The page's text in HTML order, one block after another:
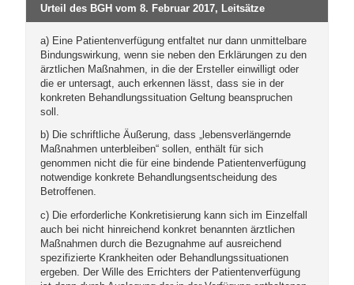
Urteil des BGH vom 8. Februar 2017, Leitsätze
a) Eine Patientenverfügung entfaltet nur dann unmittelbare
Bindungswirkung, wenn sie neben den Erklärungen zu den
ärztlichen Maßnahmen, in die der Ersteller einwilligt oder
die er untersagt, auch erkennen lässt, dass sie in der
konkreten Behandlungssituation Geltung beanspruchen
soll.
b) Die schriftliche Äußerung, dass „lebensverlängernde
Maßnahmen unterbleiben“ sollen, enthält für sich
genommen nicht die für eine bindende Patientenverfügung
notwendige konkrete Behandlungsentscheidung des
Betroffenen.
c) Die erforderliche Konkretisierung kann sich im Einzelfall
auch bei nicht hinreichend konkret benannten ärztlichen
Maßnahmen durch die Bezugnahme auf ausreichend
spezifizierte Krankheiten oder Behandlungssituationen
ergeben. Der Wille des Errichters der Patientenverfügung